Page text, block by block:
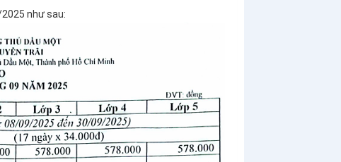
như sau: